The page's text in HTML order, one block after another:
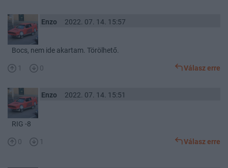
Enzo 2022. 07. 14. 15:57
Bocs, nem ide akartam. Törölhető.
1 0 Válasz erre
Enzo 2022. 07. 14. 15:51
RIG -8
0 1 Válasz erre